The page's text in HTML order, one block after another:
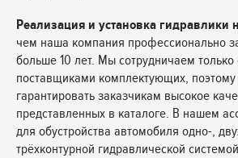
Реализация и установка гидравлики
чем наша компания профессионально
больше 10 лет. Мы сотрудничаем
поставщиками комплектующих,
гарантировать заказчикам высокое
представленных в каталоге. В нашем
для обустройства автомобиля одно-,
трёхконтурной гидравлической